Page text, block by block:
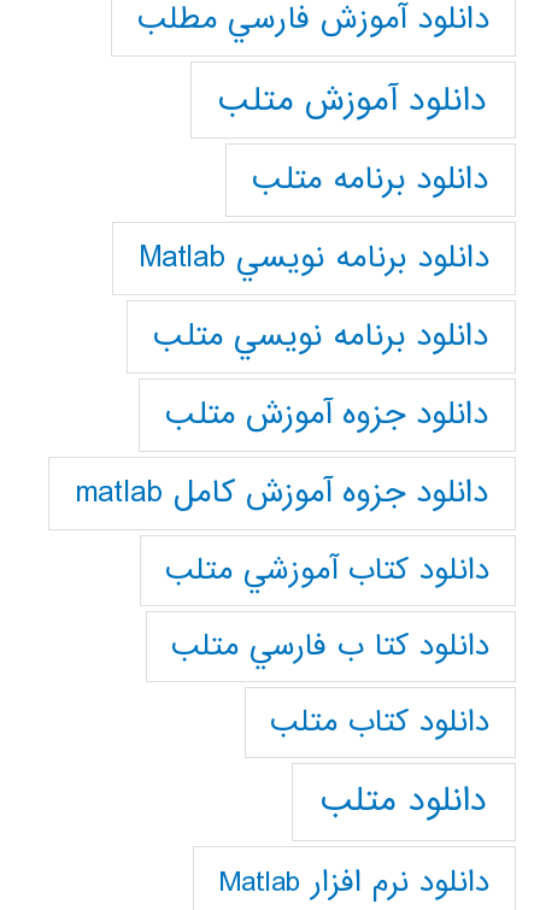
دانلود آموزش فارسي مطلب
دانلود آموزش متلب
دانلود برنامه متلب
دانلود برنامه نويسي Matlab
دانلود برنامه نويسي متلب
دانلود جزوه آموزش متلب
دانلود جزوه آموزش کامل matlab
دانلود كتاب آموزشي متلب
دانلود كتا ب فارسي متلب
دانلود كتاب متلب
دانلود متلب
دانلود نرم افزار Matlab